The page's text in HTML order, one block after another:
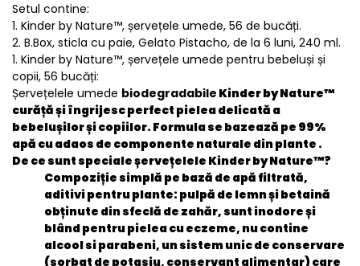
Setul contine:
1. Kinder by Nature™, șervețele umede, 56 de bucăți.
2. B.Box, sticla cu paie, Gelato Pistacho, de la 6 luni, 240 ml.
1. Kinder by Nature™, șervețele umede pentru bebeluși și
copii, 56 bucăți:
Șervețelele umede biodegradabile Kinder by Nature™
curăță și îngrijesc perfect pielea delicată a
bebelușilor și copiilor.Formula se bazează pe 99%
apă cu adaos de componente naturale din plante .
De ce sunt speciale șervețelele Kinder by Nature™?
Compoziție simplă pe bază de apă filtrată,
aditivi pentru plante: pulpă de lemn și betaină
obținute din sfeclă de zahăr, sunt inodore și
blând pentru pielea cu eczeme, nu contine
alcool si parabeni, un sistem unic de conservare
(sorbat de potasiu, conservant alimentar) care